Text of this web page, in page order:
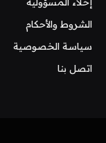
الشروط والأحكام
سياسة الخصوصية
اتصل بنا